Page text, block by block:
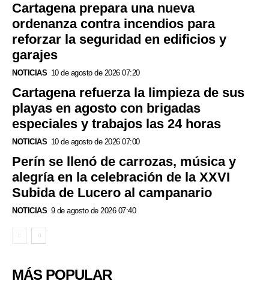
Cartagena prepara una nueva
ordenanza contra incendios para
reforzar la seguridad en edificios y
garajes
NOTICIAS 10 de agosto de 2026 07:20
Cartagena refuerza la limpieza de sus
playas en agosto con brigadas
especiales y trabajos las 24 horas
NOTICIAS 10 de agosto de 2026 07:00
Perín se llenó de carrozas, música y
alegría en la celebración de la XXVI
Subida de Lucero al campanario
NOTICIAS 9 de agosto de 2026 07:40
MÁS POPULAR